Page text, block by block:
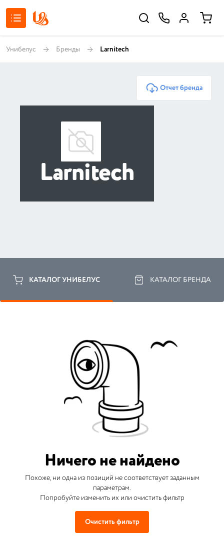
Унибелус Бренды Larnitech
Отчет бренда
Larnitech
КАТАЛОГ УНИБЕЛУС КАТАЛОГ БРЕНДА
Ничего не найдено
Похоже, ни одна из позиций не соответствует заданным
параметрам.
Попробуйте изменить их или очистить фильтр
Очистить фильтр